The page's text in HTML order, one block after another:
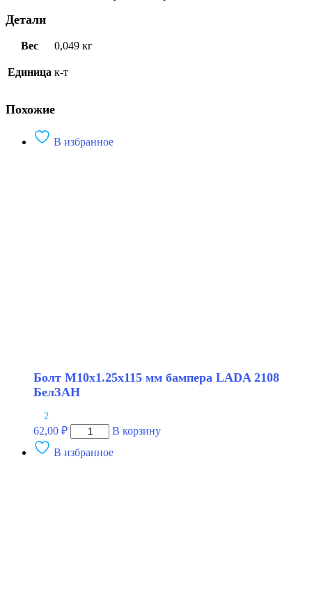
Детали
Вес 0,049 кг
Единица к-т
Похожие
В избранное
Болт М10х1.25х115 мм бампера LADA 2108
БелЗАН
2
62,00 ₽
Количество
товара
Болт
В корзину
В избранное